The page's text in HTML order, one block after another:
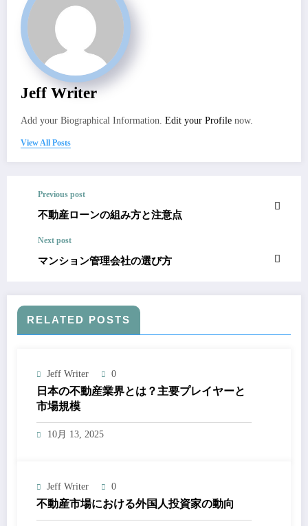
Jeff Writer
Add your Biographical Information. Edit your Profile now.
View All Posts
Previous post
不動産ローンの組み方と注意点
Next post
マンション管理会社の選び方
RELATED POSTS
Jeff Writer 0
日本の不動産業界とは？主要プレイヤーと
市場規模
10月 13, 2025
Jeff Writer 0
不動産市場における外国人投資家の動向